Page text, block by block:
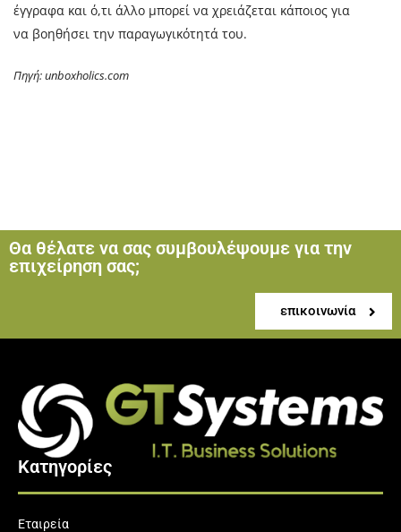
έγγραφα και ό,τι άλλο μπορεί να χρειάζεται κάποιος για
να βοηθήσει την παραγωγικότητά του.
Πηγή: unboxholics.com
Θα θέλατε να σας συμβουλέψουμε για την
επιχείρηση σας;
επικοινωνία
Κατηγορίες
Εταιρεία